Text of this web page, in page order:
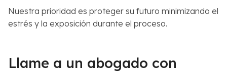
Nuestra prioridad es proteger su futuro minimizando el
estrés y la exposición durante el proceso.
Llame a un abogado con